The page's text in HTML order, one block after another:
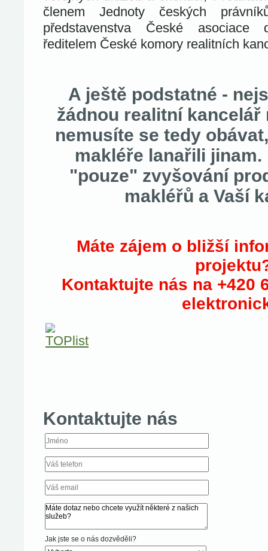
členem Jednoty českých
představenstva České asociace
ředitelem České komory realitních
A ještě podstatné -
žádnou realitní
nemusíte se tedy
makléře lanařili
"pouze" zvyšování
makléřů a Vaší
Máte zájem o bližší
Kontaktujte nás na +420
Kontaktujte nás
Jak jste se o nás dozvěděli?